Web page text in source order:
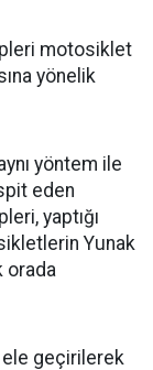
motosiklet
yönelik
yöntem ile
eden
yaptığı
Yunak
orada
geçirilerek